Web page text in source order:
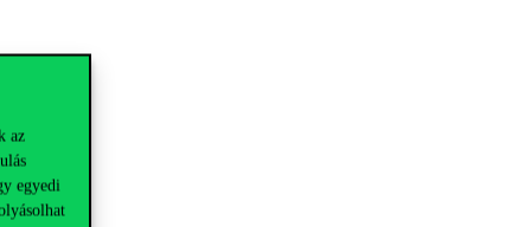
az
egyedi